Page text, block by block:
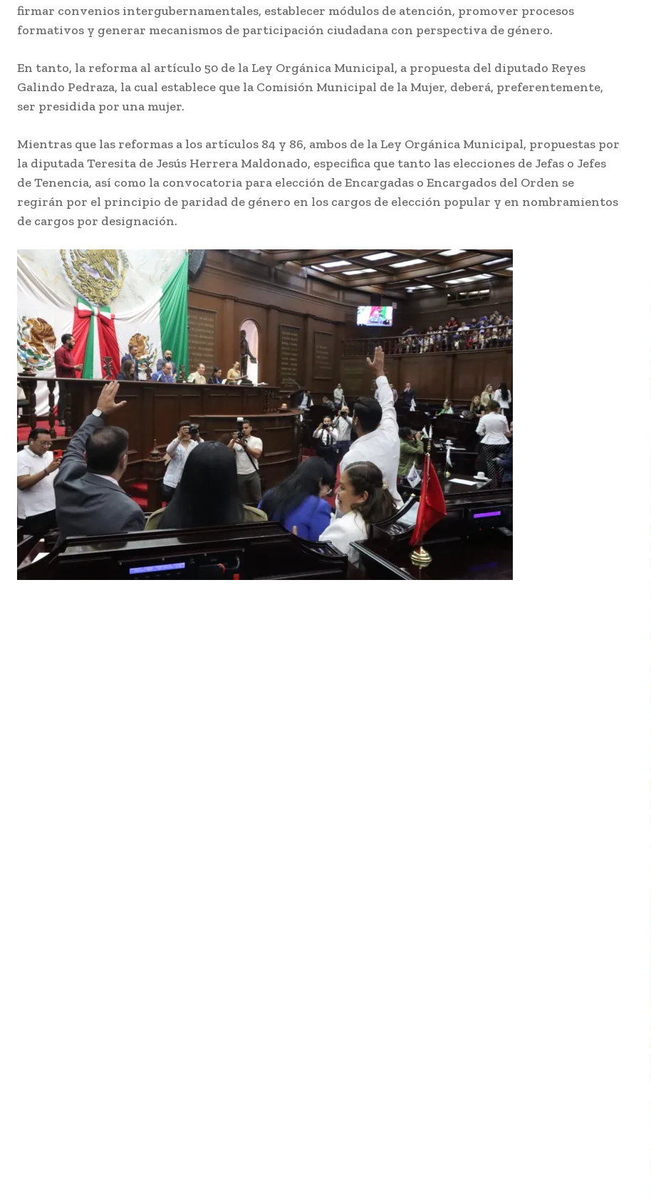
firmar convenios intergubernamentales, establecer módulos de atención, promover procesos
formativos y generar mecanismos de participación ciudadana con perspectiva de género.
En tanto, la reforma al artículo 50 de la Ley Orgánica Municipal, a propuesta del diputado Reyes
Galindo Pedraza, la cual establece que la Comisión Municipal de la Mujer, deberá, preferentemente,
ser presidida por una mujer.
Mientras que las reformas a los artículos 84 y 86, ambos de la Ley Orgánica Municipal, propuestas por
la diputada Teresita de Jesús Herrera Maldonado, especifica que tanto las elecciones de Jefas o Jefes
de Tenencia, así como la convocatoria para elección de Encargadas o Encargados del Orden se
regirán por el principio de paridad de género en los cargos de elección popular y en nombramientos
de cargos por designación.